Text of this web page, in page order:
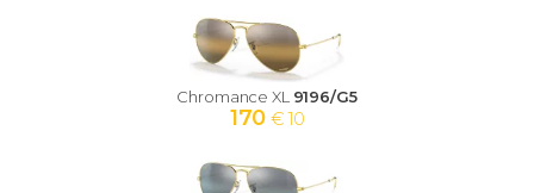
Chromance XL 9196/G5
170 € 10